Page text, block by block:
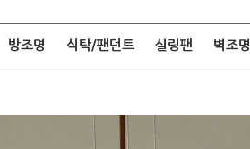
방조명 식탁/팬던트 실링팬 벽조명